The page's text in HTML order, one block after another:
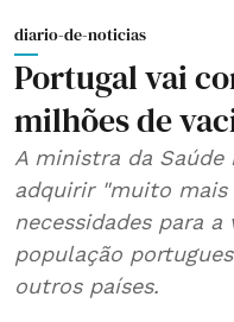
diario-de-noticias
Portugal vai
milhões de
A ministra da Saúde
adquirir "muito mais
necessidades para
população
outros países.